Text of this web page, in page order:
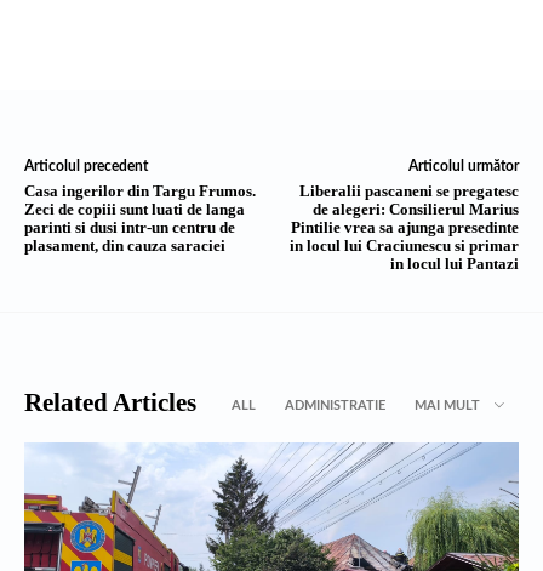
Articolul precedent
Casa ingerilor din Targu Frumos.
Zeci de copiii sunt luati de langa
parinti si dusi intr-un centru de
plasament, din cauza saraciei
Articolul următor
Liberalii pascaneni se pregatesc
de alegeri: Consilierul Marius
Pintilie vrea sa ajunga presedinte
in locul lui Craciunescu si primar
in locul lui Pantazi
Related Articles ALL ADMINISTRATIE MAI MULT